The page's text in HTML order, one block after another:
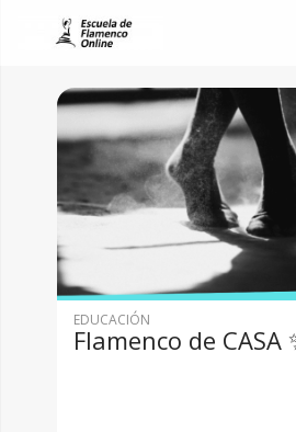
EDUCACIÓN
Flamenco de CASA